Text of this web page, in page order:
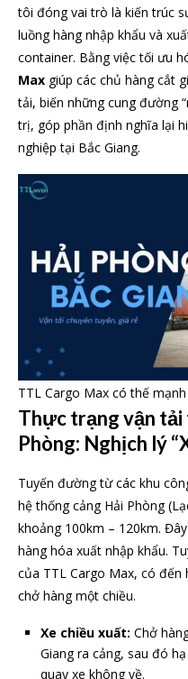
tôi đóng vai trò là kiến trúc
luồng hàng nhập khẩu và
container. Bằng việc tối ưu
Max giúp các chủ hàng cắt
tải, biến những cung đường
trị, góp phần định nghĩa lại
nghiệp tại Bắc Giang.
TTL Cargo Max có thế
Thực trạng vận tải
Phòng: Nghịch lý
Tuyến đường từ các khu
hệ thống cảng Hải Phòng
khoảng 100km – 120km.
hàng hóa xuất nhập khẩu.
của TTL Cargo Max, có đến
chở hàng một chiều.
Xe chiều xuất: Chở
Giang ra cảng, sau đó
quay xe không về.